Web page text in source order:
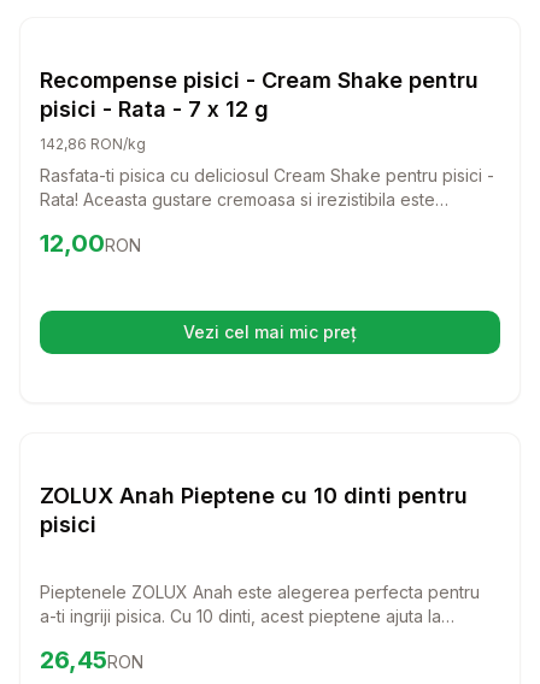
Recompense pisici - Cream Shake pentru
pisici - Rata - 7 x 12 g
142,86 RON/kg
Rasfata-ti pisica cu deliciosul Cream Shake pentru pisici -
Rata! Aceasta gustare cremoasa si irezistibila este
a transforma fiecare moment intr-o experienta de neuitat.
Preț:12.00
12,00RON
Vezi cel mai mic preț(se deschide într-o filă nouă)
ZOLUX Anah Pieptene cu 10 dinti pentru
pisici
Pieptenele ZOLUX Anah este alegerea perfecta pentru
a-ti ingriji pisica. Cu 10 dinti, acest pieptene ajuta la
confort si stralucire pisicii tale.
Preț:26.45
26,45RON